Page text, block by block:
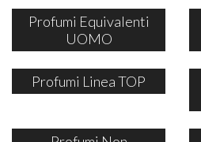
Profumi Equivalenti
UOMO
Profumi Linea TOP